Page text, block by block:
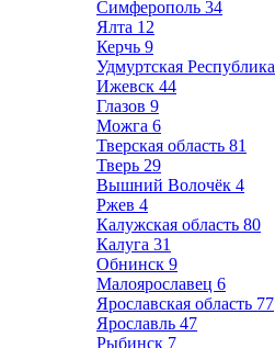
Симферополь 34
Ялта 12
Керчь 9
Удмуртская Республика
Ижевск 44
Глазов 9
Можга 6
Тверская область 81
Тверь 29
Вышний Волочёк 4
Ржев 4
Калужская область 80
Калуга 31
Обнинск 9
Малоярославец 6
Ярославская область 77
Ярославль 47
Рыбинск 7